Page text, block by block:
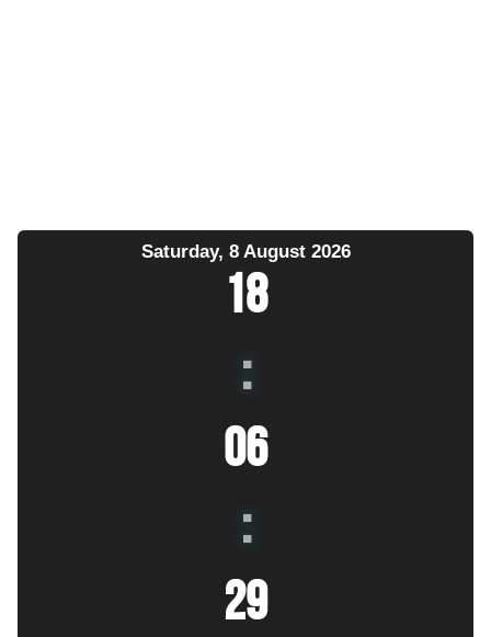
Saturday, 8 August 2026
18
:
06
:
30